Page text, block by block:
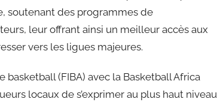
soutenant des programmes de
leur offrant ainsi un meilleur accès aux
vers les ligues majeures.
(FIBA) avec la Basketball Africa
locaux de s’exprimer au plus haut niveau